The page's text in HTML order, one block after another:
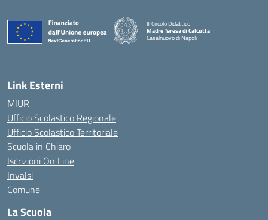
III Circolo Didattico
Madre Teresa di Calcutta
Casalnuovo di Napoli
— Visita la pagina iniziale della scuola
Link Esterni
MIUR
Ufficio Scolastico Regionale
Ufficio Scolastico Territoriale
Scuola in Chiaro
Iscrizioni On Line
Invalsi
Comune
La Scuola